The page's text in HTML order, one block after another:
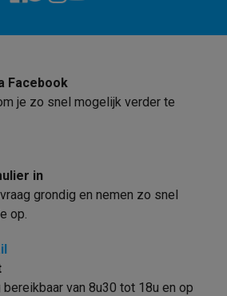
Facebook
je zo snel mogelijk verder te
in
grondig en nemen zo snel
op.
van 8u30 tot 18u en op